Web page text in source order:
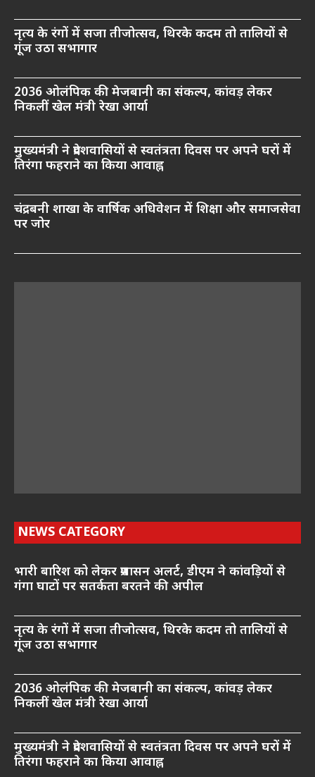
नृत्य के रंगों में सजा तीजोत्सव, थिरके कदम तो तालियों से
गूंज उठा सभागार
2036 ओलंपिक की मेजबानी का संकल्प, कांवड़ लेकर
निकलीं खेल मंत्री रेखा आर्या
मुख्यमंत्री ने प्रदेशवासियों से स्वतंत्रता दिवस पर अपने घरों में
तिरंगा फहराने का किया आवाह्न
चंद्रबनी शाखा के वार्षिक अधिवेशन में शिक्षा और समाजसेवा
पर जोर
NEWS CATEGORY
भारी बारिश को लेकर प्रशासन अलर्ट, डीएम ने कांवड़ियों से
गंगा घाटों पर सतर्कता बरतने की अपील
नृत्य के रंगों में सजा तीजोत्सव, थिरके कदम तो तालियों से
गूंज उठा सभागार
2036 ओलंपिक की मेजबानी का संकल्प, कांवड़ लेकर
निकलीं खेल मंत्री रेखा आर्या
मुख्यमंत्री ने प्रदेशवासियों से स्वतंत्रता दिवस पर अपने घरों में
तिरंगा फहराने का किया आवाह्न